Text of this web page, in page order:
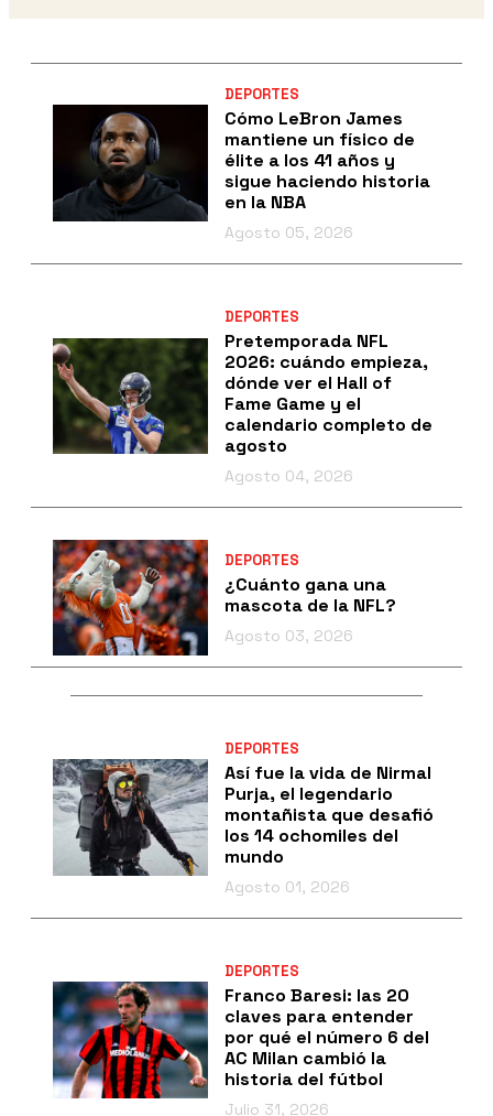
DEPORTES
Cómo LeBron James
mantiene un físico de
élite a los 41 años y
sigue haciendo historia
en la NBA
Agosto 05, 2026
DEPORTES
Pretemporada NFL
2026: cuándo empieza,
dónde ver el Hall of
Fame Game y el
calendario completo de
agosto
Agosto 04, 2026
DEPORTES
¿Cuánto gana una
mascota de la NFL?
Agosto 03, 2026
DEPORTES
Así fue la vida de Nirmal
Purja, el legendario
montañista que desafió
los 14 ochomiles del
mundo
Agosto 01, 2026
DEPORTES
Franco Baresi: las 20
claves para entender
por qué el número 6 del
AC Milan cambió la
historia del fútbol
Julio 31, 2026